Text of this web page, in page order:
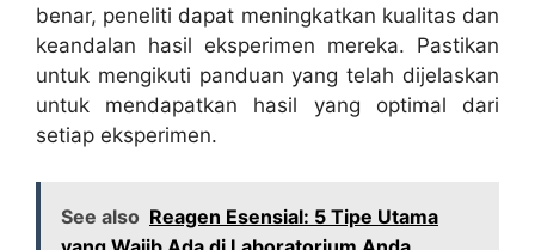
benar, peneliti dapat meningkatkan kualitas dan
keandalan hasil eksperimen mereka. Pastikan
untuk mengikuti panduan yang telah dijelaskan
untuk mendapatkan hasil yang optimal dari
setiap eksperimen.
See also Reagen Esensial: 5 Tipe Utama